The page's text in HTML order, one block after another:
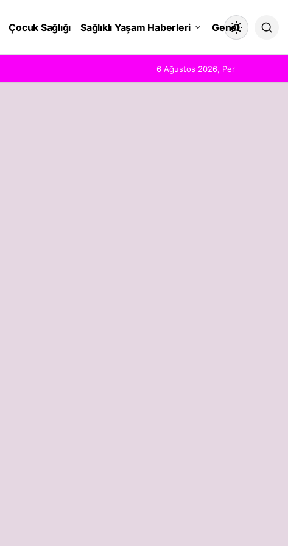
Çocuk Sağlığı Sağlıklı Yaşam Haberleri GenelMod
6 Ağustos 2026, Per